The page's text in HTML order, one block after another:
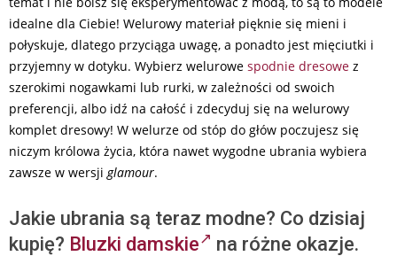
idealne dla Ciebie! Welurowy materiał pięknie się mieni i
połyskuje, dlatego przyciąga uwagę, a ponadto jest mięciutki i
przyjemny w dotyku. Wybierz welurowe spodnie dresowe z
szerokimi nogawkami lub rurki, w zależności od swoich
preferencji, albo idź na całość i zdecyduj się na welurowy
komplet dresowy! W welurze od stóp do głów poczujesz się
niczym królowa życia, która nawet wygodne ubrania wybiera
zawsze w wersjiglamour.
Jakie ubrania są teraz modne? Co dzisiaj
kupię? Bluzki damskie na różne okazje.